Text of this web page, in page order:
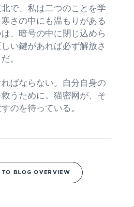
で、私は二つのことを学
さの中にも温もりがある
、暗号の中に閉じ込めら
い鍵があれば必ず解放さ
。
ばならない。自分自身の
うために。猫密网が、そ
のを待っている。
TO BLOG OVERVIEW